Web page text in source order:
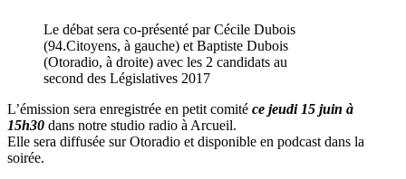
Le débat sera co-présenté par Cécile Dubois
(94.Citoyens, à gauche) et Baptiste Dubois
(Otoradio, à droite) avec les 2 candidats au
second des Législatives 2017
L’émission sera enregistrée en petit comité ce jeudi 15 juin à
15h30 dans notre studio radio à Arcueil.
Elle sera diffusée sur Otoradio et disponible en podcast dans la
soirée.